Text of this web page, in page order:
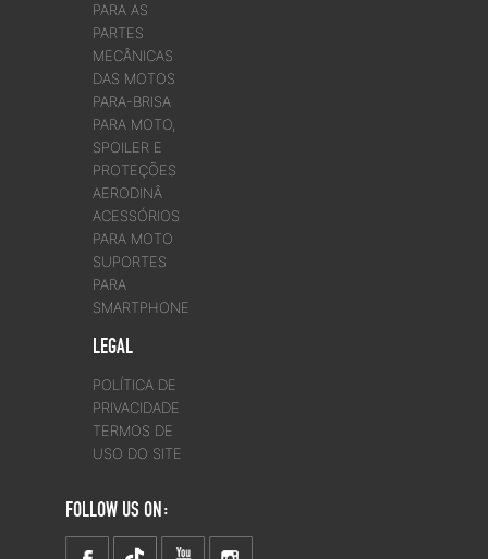
PARA AS
PARTES
MECÂNICAS
DAS MOTOS
PARA-BRISA
PARA MOTO,
SPOILER E
PROTEÇÕES
AERODINÂ
ACESSÓRIOS
PARA MOTO
SUPORTES
PARA
SMARTPHONE
LEGAL
POLÍTICA DE
PRIVACIDADE
TERMOS DE
USO DO SITE
FOLLOW US ON: